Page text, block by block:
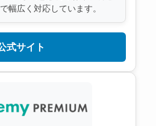
幅広く対応しています。
式サイト